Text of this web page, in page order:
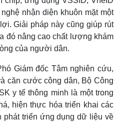
Thị trường
Giá vàng
nhận diện khuôn mặt một
Giải pháp này cũng giúp rút
đó nâng cao chất lượng khám
của người dân.
Giám đốc Tâm nghiên cứu,
căn cước công dân, Bộ Công
y tế thông minh là một trong
hiện thực hóa triển khai các
phát triển ứng dụng dữ liệu về